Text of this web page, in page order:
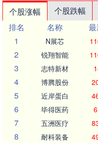
个股涨幅 个股跌幅
排名
名称
1
N展芯
2 锐翔智能
3 志特新材
4 博腾股份
5 近岸蛋白
6 毕得医药
7 五洲医疗
8 耐科装备